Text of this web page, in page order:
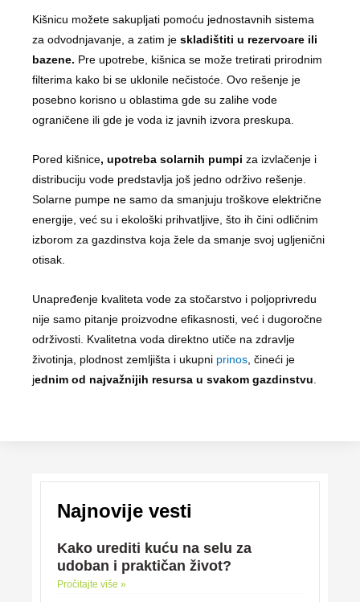
Kišnicu možete sakupljati pomoću jednostavnih sistema
za odvodnjavanje, a zatim je skladištiti u rezervoare ili
bazene. Pre upotrebe, kišnica se može tretirati prirodnim
filterima kako bi se uklonile nečistoće. Ovo rešenje je
posebno korisno u oblastima gde su zalihe vode
ograničene ili gde je voda iz javnih izvora preskupa.
Pored kišnice, upotreba solarnih pumpi za izvlačenje i
distribuciju vode predstavlja još jedno održivo rešenje.
Solarne pumpe ne samo da smanjuju troškove električne
energije, već su i ekološki prihvatljive, što ih čini odličnim
izborom za gazdinstva koja žele da smanje svoj ugljenični
otisak.
Unapređenje kvaliteta vode za stočarstvo i poljoprivredu
nije samo pitanje proizvodne efikasnosti, već i dugoročne
održivosti. Kvalitetna voda direktno utiče na zdravlje
životinja, plodnost zemljišta i ukupni prinos, čineći je
jednim od najvažnijih resursa u svakom gazdinstvu.
Najnovije vesti
Kako urediti kuću na selu za
udoban i praktičan život?
Pročitajte više »